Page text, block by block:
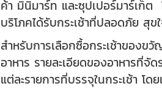
ค้า มินิมาร์ท และซุปเปอร์มาร์เก็
บริโภคได้รับกระเช้าที่ปลอดภัย สุข
สำหรับการเลือกซื้อกระเช้าของ
อาหาร รายละเอียดของอาหารที่
แต่ละรายการที่บรรจุในกระเช้า โ